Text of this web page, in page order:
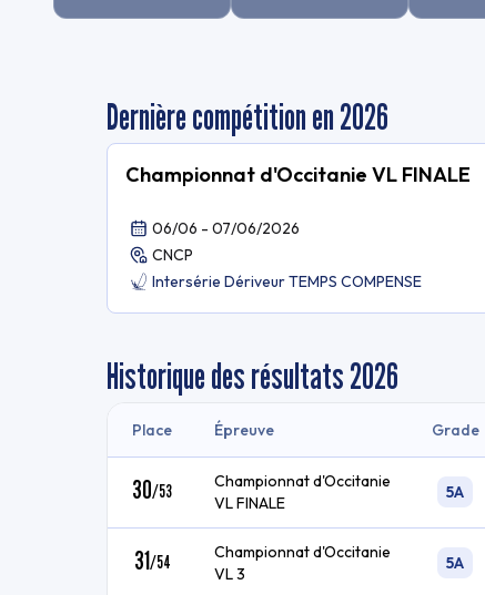
Dernière compétition en 2026
Championnat d'Occitanie VL FINALE
06/06 - 07/06/2026
CNCP
Intersérie Dériveur TEMPS COMPENSE
Historique des résultats2026
Place Épreuve Grade
30/53
Championnat d'Occitanie
VL FINALE
5A
31/54
Championnat d'Occitanie
VL 3
5A